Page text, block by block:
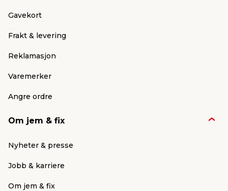
Gavekort
Frakt & levering
Reklamasjon
Varemerker
Angre ordre
Om jem & fix
Nyheter & presse
Jobb & karriere
Om jem & fix